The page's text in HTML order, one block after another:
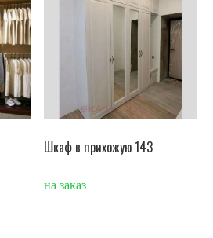
Шкаф в прихожую 143
на заказ